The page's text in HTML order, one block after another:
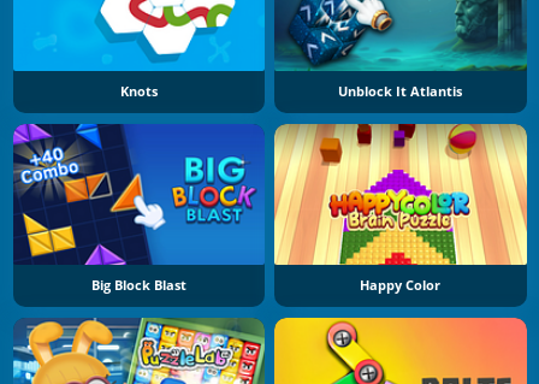
Knots Unblock It Atlantis
Big Block Blast Happy Color